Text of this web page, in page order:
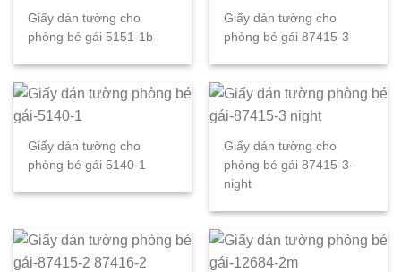
Giấy dán tường cho
phòng bé gái 5151-1b
Giấy dán tường cho
phòng bé gái 87415-3
Giấy dán tường cho
phòng bé gái 5140-1
Giấy dán tường cho
phòng bé gái 87415-3-
night